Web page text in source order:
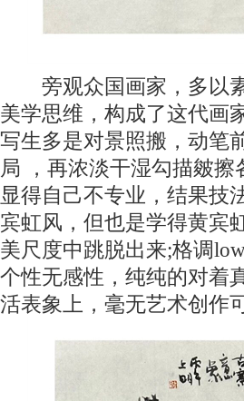
旁观众国画家，多以素
美学思维，构成了这代画
写生多是对景照搬，动笔
局 ，再浓淡干湿勾描皴
显得自己不专业，结果技
宾虹风，但也是学得黄宾
美尺度中跳脱出来;格调
个性无感性，纯纯的对着
活表象上，毫无艺术创作